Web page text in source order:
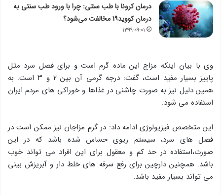
درمان کرونا با طب سنتی: چرا با ورود طب سنتی به
درمان کووید۱۹ مخالفت می‌شود؟
۱۳۹۹-۰۹-۰۱
وی با بیان اینکه مزاج این ماده گرم است و برای فصل سرد مثل
پاییز بسیار مفید است، گفت: درجه گرمی آن بین ۲ و ۳ است. به
همین دلیل نیز به صورت چاشنی در غذاها و خوراکی های مردم ایران
استفاده می شود.
این متخصص فیزیولوژی ادامه داد: در گرم مزاجان نیز ممکن است در
فصل های سرد، سیستم ریوی حساس شده باشد که در این
صورت،استفاده در حد کم و معقول برای این افراد می تواند خوب
باشد. همچنین دارچین برای رفع سرفه های خلط دار و آبریزش بینی
می تواند بسیار مفید باشد.